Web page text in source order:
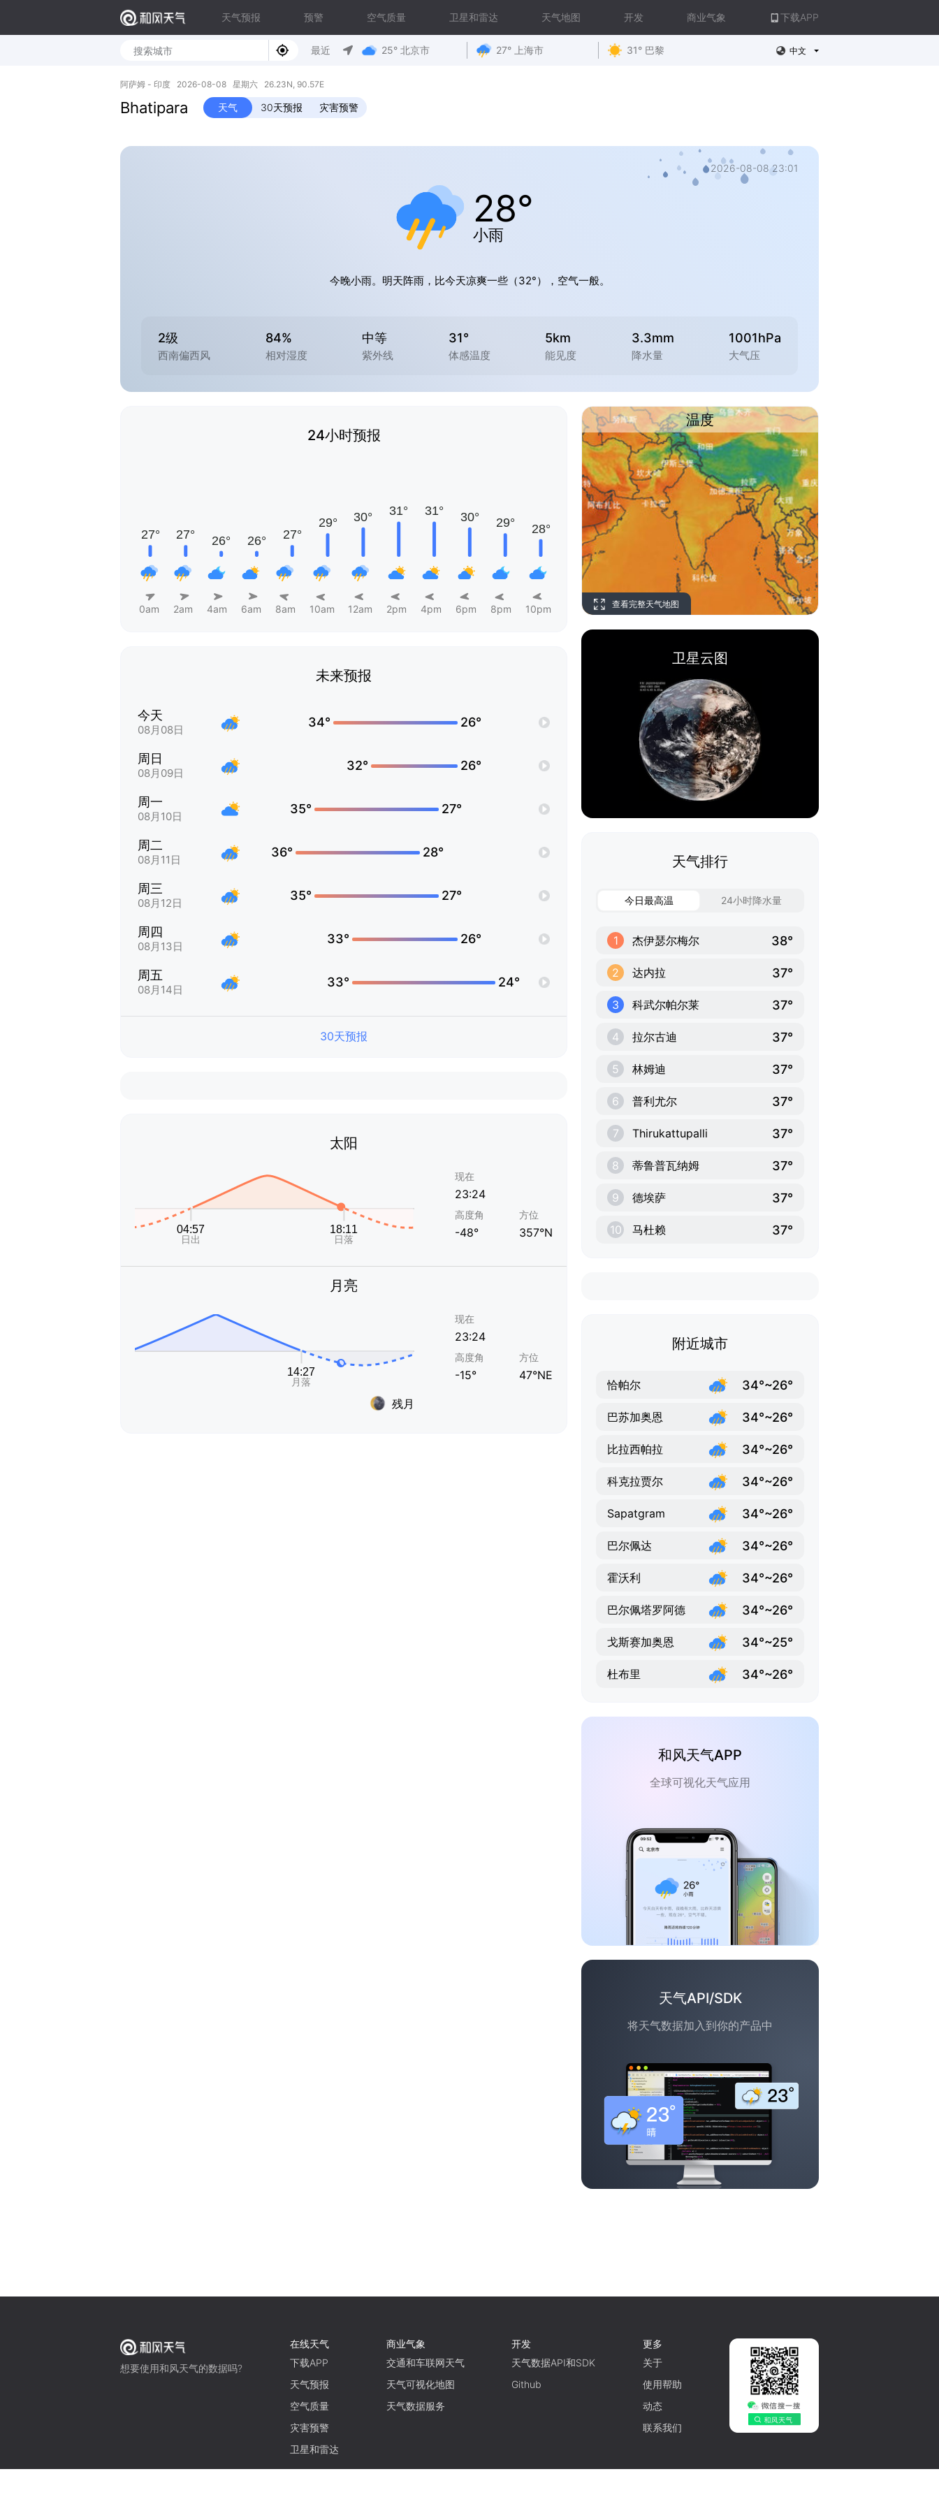
天气预报 预警 空气质量 卫星和雷达 天气地图 开发 商业气象 下载APP
最近 25° 北京市 27° 上海市 31° 巴黎 中文
阿萨姆 - 印度 2026-08-08 星期六 26.23N, 90.57E
Bhatipara 天气 30天预报 灾害预警
2026-08-08 23:01
28°
小雨
今晚小雨。明天阵雨，比今天凉爽一些（32°），空气一般。
2级
西南偏西风
84%
相对湿度
中等
紫外线
31°
体感温度
5km
能见度
3.3mm
降水量
1001hPa
大气压
24小时预报
0am 2am 4am 6am 8am 10am 12am 2pm 4pm 6pm 8pm 10pm
未来预报
今天
08月08日
34° 26°
周日
08月09日
32° 26°
周一
08月10日
35° 27°
周二
08月11日
36° 28°
周三
08月12日
35° 27°
周四
08月13日
33° 26°
周五
08月14日
33° 24°
30天预报
太阳
现在
23:24
高度角
-48°
方位
357°N
月亮
残月
现在
23:24
高度角
-15°
方位
47°NE
温度
查看完整天气地图
卫星云图
天气排行
今日最高温 24小时降水量
1 杰伊瑟尔梅尔 38°
2 达内拉 37°
3 科武尔帕尔莱 37°
4 拉尔古迪 37°
5 林姆迪 37°
6 普利尤尔 37°
7 Thirukattupalli 37°
8 蒂鲁普瓦纳姆 37°
9 德埃萨 37°
10 马杜赖 37°
附近城市
恰帕尔 34°~26°
巴苏加奥恩 34°~26°
比拉西帕拉 34°~26°
科克拉贾尔 34°~26°
Sapatgram 34°~26°
巴尔佩达 34°~26°
霍沃利 34°~26°
巴尔佩塔罗阿德 34°~26°
戈斯赛加奥恩 34°~25°
杜布里 34°~26°
和风天气APP
全球可视化天气应用
天气API/SDK
将天气数据加入到你的产品中
想要使用和风天气的数据吗?
在线天气
下载APP
天气预报
空气质量
灾害预警
卫星和雷达
商业气象
交通和车联网天气
天气可视化地图
天气数据服务
开发
天气数据API和SDK
Github
更多
关于
使用帮助
动态
联系我们